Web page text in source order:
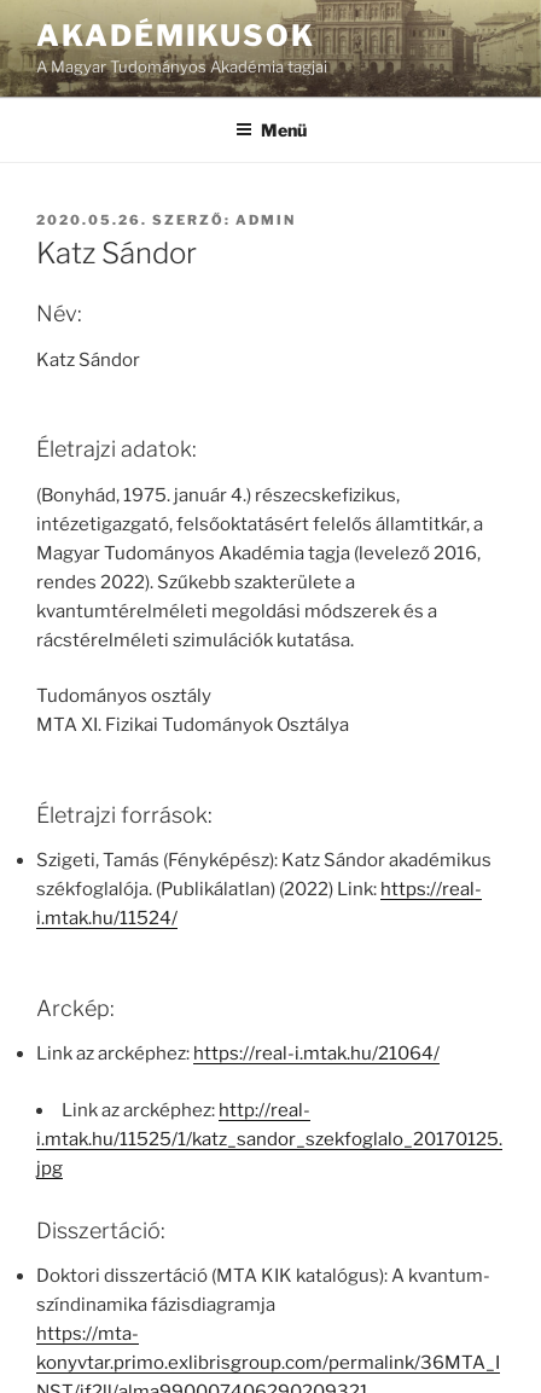
AKADÉMIKUSOK
A Magyar Tudományos Akadémia tagjai
Menü
BEKÜLDVE:
2020.05.26. SZERZŐ: ADMIN
Katz Sándor
Név:
Katz Sándor
Életrajzi adatok:
(Bonyhád, 1975. január 4.) részecskefizikus,
intézetigazgató, felsőoktatásért felelős államtitkár, a
Magyar Tudományos Akadémia tagja (levelező 2016,
rendes 2022). Szűkebb szakterülete a
kvantumtérelméleti megoldási módszerek és a
rácstérelméleti szimulációk kutatása.
Tudományos osztály
MTA XI. Fizikai Tudományok Osztálya
Életrajzi források:
Szigeti, Tamás (Fényképész): Katz Sándor akadémikus
székfoglalója. (Publikálatlan) (2022) Link: https://real-
i.mtak.hu/11524/
Arckép:
Link az arcképhez: https://real-i.mtak.hu/21064/
Link az arcképhez: http://real-
i.mtak.hu/11525/1/katz_sandor_szekfoglalo_20170125.
jpg
Disszertáció:
Doktori disszertáció (MTA KIK katalógus): A kvantum-
színdinamika fázisdiagramja
https://mta-
konyvtar.primo.exlibrisgroup.com/permalink/36MTA_I